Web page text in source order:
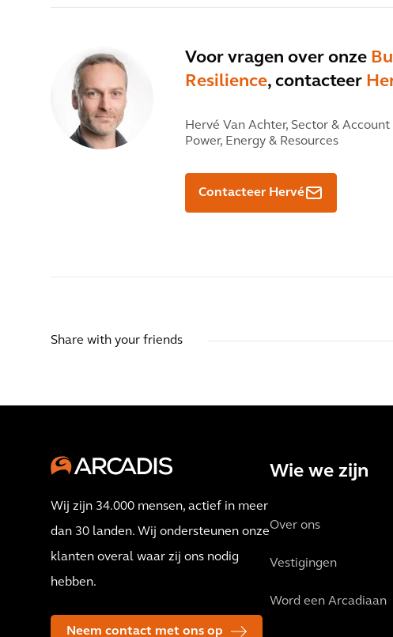
Voor vragen over onze
Resilience, contacteer
Hervé Van Achter, Sector &
Power, Energy & Resources
Contacteer Hervé
Share with your friends
Wij zijn 34.000 mensen, actief in meer
dan 30 landen. Wij ondersteunen onze
klanten overal waar zij ons nodig
hebben.
Neem contact met ons op
Wie we zijn
Over ons
Vestigingen
Word een Arcadiaan